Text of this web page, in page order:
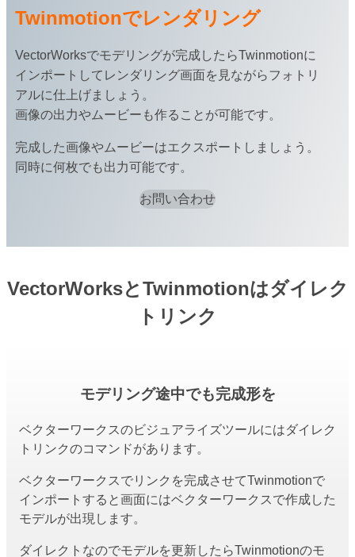
Twinmotionでレンダリング
VectorWorksでモデリングが完成したらTwinmotionに
インポートしてレンダリング画面を見ながらフォトリ
アルに仕上げましょう。
画像の出力やムービーも作ることが可能です。
完成した画像やムービーはエクスポートしましょう。
同時に何枚でも出力可能です。
お問い合わせ
VectorWorksとTwinmotionはダイレク
トリンク
モデリング途中でも完成形を
ベクターワークスのビジュアライズツールにはダイレク
トリンクのコマンドがあります。
ベクターワークスでリンクを完成させてTwinmotionで
インポートすると画面にはベクターワークスで作成した
モデルが出現します。
ダイレクトなのでモデルを更新したらTwinmotionのモ